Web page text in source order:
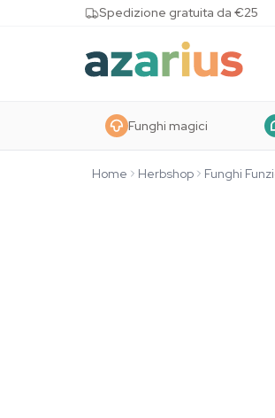
Skip to contentSpedizione gratuita da €25
Funghi magici
Home Herbshop Funghi